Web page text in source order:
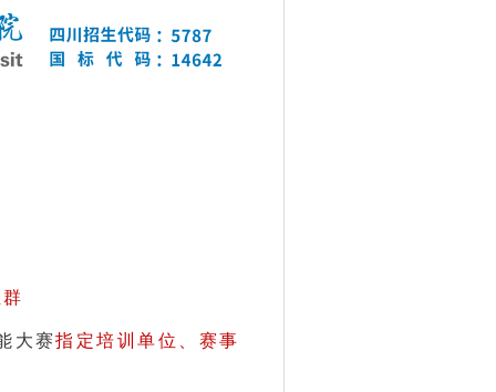
大赛指定培训单位、赛事